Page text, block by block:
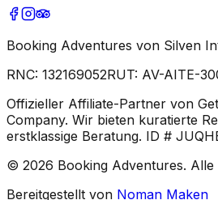
Booking Adventures von Silven
RNC: 132169052RUT: AV-AITE-
Offizieller Affiliate-Partner von
Company. Wir bieten kuratierte
erstklassige Beratung. ID #
© 2026 Booking Adventures. Alle
Bereitgestellt von Noman Maken